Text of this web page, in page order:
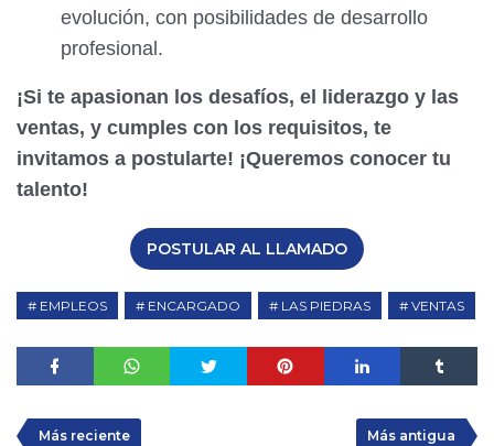
evolución, con posibilidades de desarrollo
profesional.
¡Si te apasionan los desafíos, el liderazgo y las
ventas, y cumples con los requisitos, te
invitamos a postularte! ¡Queremos conocer tu
talento!
POSTULAR AL LLAMADO
EMPLEOS ENCARGADO LAS PIEDRAS VENTAS
Más reciente Más antigua